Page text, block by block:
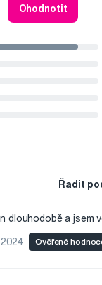
Ohodnotit
Řadit
dlouhodobě a jsem
Ověřené